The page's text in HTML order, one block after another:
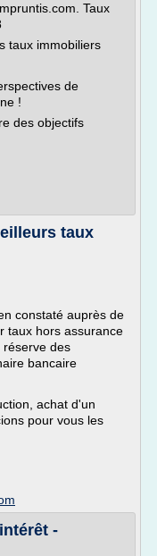
Taux
taux immobiliers
de
!
des objectifs
taux
constaté auprès de
taux hors assurance
réserve des
bancaire
achat d'un
pour vous les
-